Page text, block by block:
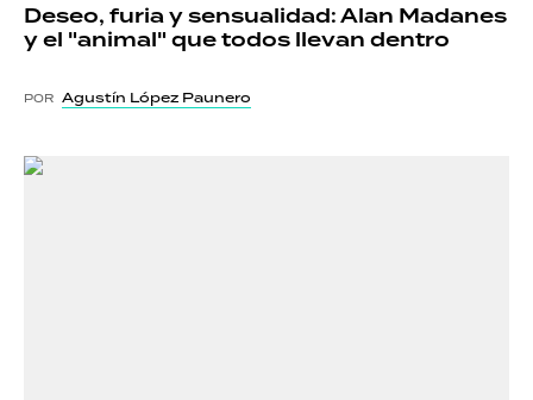
Deseo, furia y sensualidad: Alan Madanes
y el "animal" que todos llevan dentro
POR Agustín López Paunero